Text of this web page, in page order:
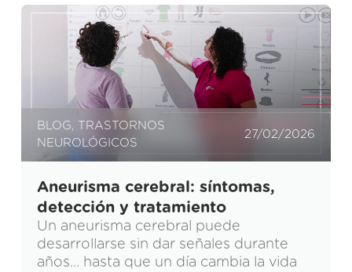
BLOG
TRASTORNOS
NEUROLÓGICOS
27/02/2026
Aneurisma cerebral: síntomas,
detección y tratamiento
Un aneurisma cerebral puede
desarrollarse sin dar señales durante
años… hasta que un día cambia la vida